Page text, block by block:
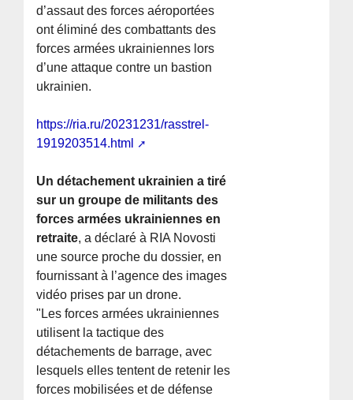
d’assaut des forces aéroportées
ont éliminé des combattants des
forces armées ukrainiennes lors
d’une attaque contre un bastion
ukrainien.
https://ria.ru/20231231/rasstrel-
1919203514.html
Un détachement ukrainien a tiré
sur un groupe de militants des
forces armées ukrainiennes en
retraite, a déclaré à RIA Novosti
une source proche du dossier, en
fournissant à l’agence des images
vidéo prises par un drone.
"Les forces armées ukrainiennes
utilisent la tactique des
détachements de barrage, avec
lesquels elles tentent de retenir les
forces mobilisées et de défense